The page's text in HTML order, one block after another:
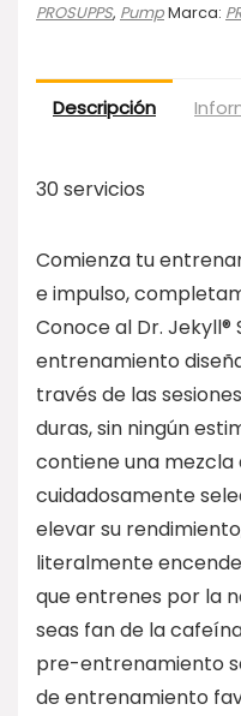
PROSUPPS, PumpMarca:
Descripción
30 servicios
Comienza tu
e impulso,
Conoce al Dr. Jekyll®
entrenamiento
través de las
duras, sin ningún
contiene una mezcla
cuidadosamente
elevar su
literalmente
que entrenes por la
seas fan de la
pre-entrenamiento
de entrenamiento